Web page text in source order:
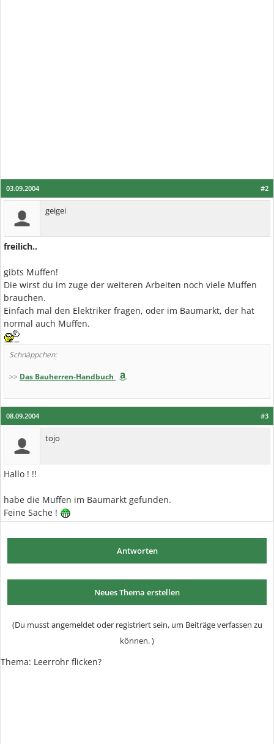
#2
03.09.2004
geigei
freilich..
gibts Muffen!
Die wirst du im zuge der weiteren Arbeiten noch viele Muffen
brauchen.
Einfach mal den Elektriker fragen, oder im Baumarkt, der hat
normal auch Muffen.
Schnäppchen:
>> Das Bauherren-Handbuch
#3
08.09.2004
tojo
Hallo ! !!
habe die Muffen im Baumarkt gefunden.
Feine Sache !
Antworten
Neues Thema erstellen
(Du musst angemeldet oder registriert sein, um Beiträge verfassen zu
können. )
Thema: Leerrohr flicken?